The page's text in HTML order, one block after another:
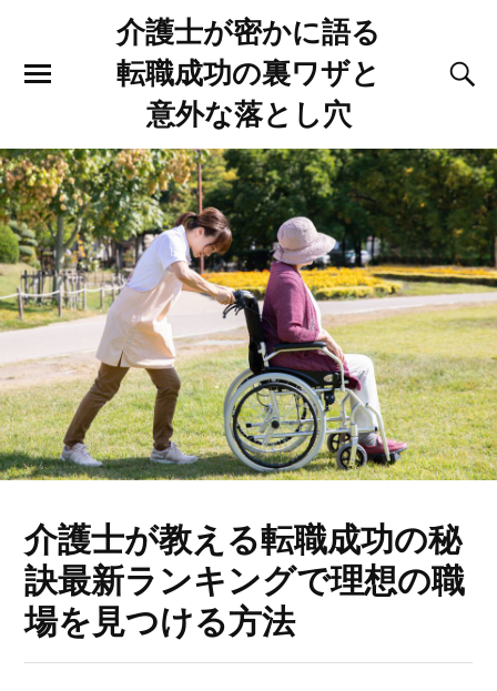
介護士が密かに語る
転職成功の裏ワザと
意外な落とし穴
介護士が教える転職成功の秘
訣最新ランキングで理想の職
場を見つける方法